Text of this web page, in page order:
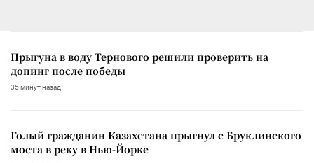
Прыгуна в воду Тернового решили проверить на
допинг после победы
35 минут назад
Голый гражданин Казахстана прыгнул с Бруклинского
моста в реку в Нью-Йорке